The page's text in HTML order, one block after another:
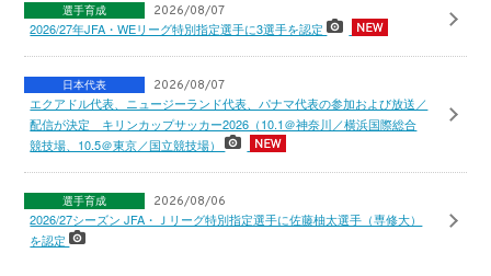
選手育成 2026/08/07
2026/27年JFA・WEリーグ特別指定選手に3選手を認定
日本代表 2026/08/07
エクアドル代表、ニュージーランド代表、パナマ代表の参加および放送／
配信が決定 キリンカップサッカー2026（10.1＠神奈川／横浜国際総合
競技場、10.5＠東京／国立競技場）
選手育成 2026/08/06
2026/27シーズン JFA・Ｊリーグ特別指定選手に佐藤柚太選手（専修大）
を認定